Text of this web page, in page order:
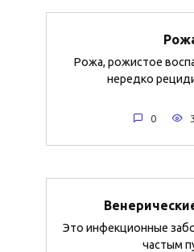
Рожа, рожистое
нередко
0
Это инфекционные
частым